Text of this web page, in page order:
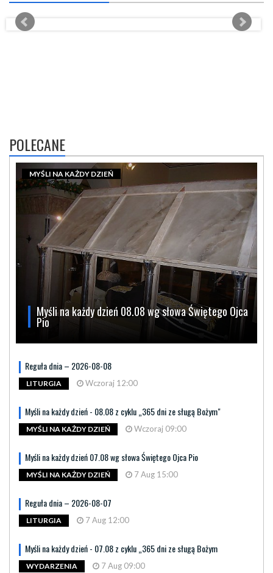
POLECANE
Myśli na każdy dzień 08.08 wg słowa Świętego Ojca
Pio
MYŚLI NA KAŻDY DZIEŃ
Reguła dnia – 2026-08-08
LITURGIA Wczoraj 12:00
Myśli na każdy dzień - 08.08 z cyklu „365 dni ze sługą Bożym"
MYŚLI NA KAŻDY DZIEŃ Wczoraj 09:00
Myśli na każdy dzień 07.08 wg słowa Świętego Ojca Pio
MYŚLI NA KAŻDY DZIEŃ 7 Aug 15:00
Reguła dnia – 2026-08-07
LITURGIA 7 Aug 12:00
Myśli na każdy dzień - 07.08 z cyklu „365 dni ze sługą Bożym
WYDARZENIA 7 Aug 09:00